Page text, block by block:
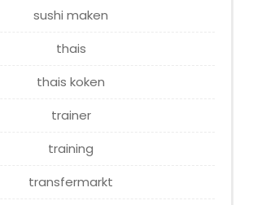
sushi maken
thais
thais koken
trainer
training
transfermarkt